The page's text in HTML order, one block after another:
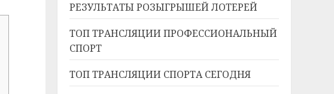
РЕЗУЛЬТАТЫ РОЗЫГРЫШЕЙ ЛОТЕРЕЙ
ТОП ТРАНСЛЯЦИИ ПРОФЕССИОНАЛЬНЫЙ
СПОРТ
ТОП ТРАНСЛЯЦИИ СПОРТА СЕГОДНЯ